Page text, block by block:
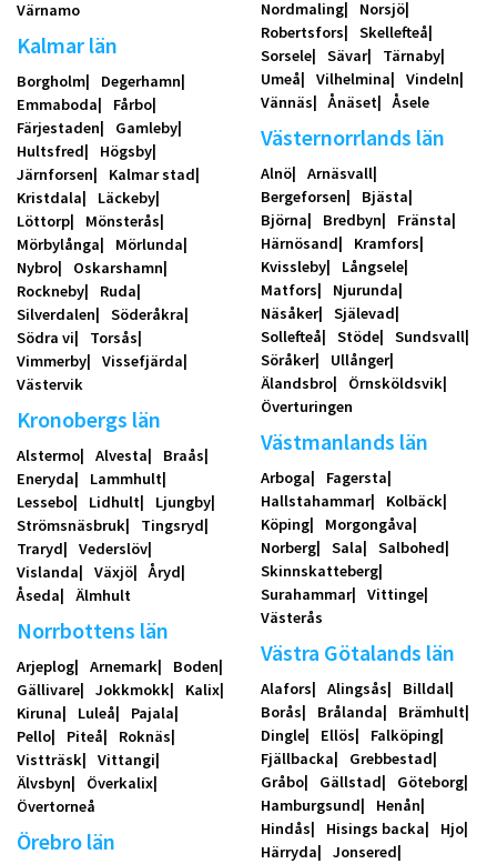
Värnamo
Kalmar län
Borgholm
Degerhamn
Emmaboda
Fårbo
Färjestaden
Gamleby
Hultsfred
Högsby
Järnforsen
Kalmar stad
Kristdala
Läckeby
Löttorp
Mönsterås
Mörbylånga
Mörlunda
Nybro
Oskarshamn
Rockneby
Ruda
Silverdalen
Söderåkra
Södra vi
Torsås
Vimmerby
Vissefjärda
Västervik
Kronobergs län
Alstermo Alvesta
Braås
Eneryda
Lammhult
Lessebo
Lidhult
Ljungby
Strömsnäsbruk
Tingsryd
Traryd
Vederslöv
Vislanda
Växjö
Åryd
Åseda
Älmhult
Norrbottens län
Arjeplog Arnemark
Boden
Gällivare
Jokkmokk
Kalix
Kiruna
Luleå
Pajala
Pello
Piteå
Roknäs
Vistträsk
Vittangi
Älvsbyn
Överkalix
Övertorneå
Örebro län
Nordmaling
Norsjö
Robertsfors
Skellefteå
Sorsele
Sävar
Tärnaby
Umeå
Vilhelmina
Vindeln
Vännäs
Ånäset Åsele
Västernorrlands län
Alnö
Arnäsvall
Bergeforsen
Bjästa
Björna
Bredbyn
Fränsta
Härnösand
Kramfors
Kvissleby
Långsele
Matfors
Njurunda
Näsåker
Själevad
Sollefteå
Stöde
Sundsvall
Söråker
Ullånger
Älandsbro
Örnsköldsvik
Överturingen
Västmanlands län
Arboga
Fagersta
Hallstahammar
Kolbäck
Köping
Morgongåva
Norberg
Sala
Salbohed
Skinnskatteberg
Surahammar
Vittinge
Västerås
Västra Götalands län
Alafors Alingsås
Billdal
Borås
Brålanda
Brämhult
Dingle
Ellös
Falköping
Fjällbacka
Grebbestad
Gråbo
Gällstad
Göteborg
Hamburgsund
Henån
Hindås
Hisings backa
Hjo
Härryda
Jonsered